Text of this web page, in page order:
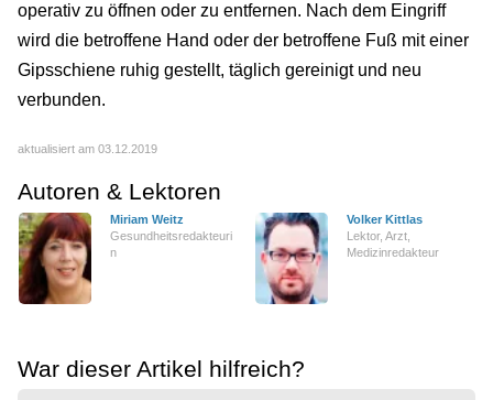
operativ zu öffnen oder zu entfernen. Nach dem Eingriff
wird die betroffene Hand oder der betroffene Fuß mit einer
Gipsschiene ruhig gestellt, täglich gereinigt und neu
verbunden.
aktualisiert am 03.12.2019
Autoren & Lektoren
Miriam Weitz
Gesundheitsredakteuri
n
Volker Kittlas
Lektor, Arzt,
Medizinredakteur
War dieser Artikel hilfreich?